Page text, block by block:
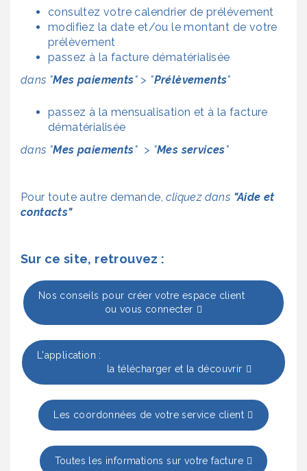
consultez votre calendrier de prélévement
modifiez la date et/ou le montant de votre
prélèvement
passez à la facture dématérialisée
dans "Mes paiements" > "Prélèvements"
passez à la mensualisation et à la facture
dématérialisée
dans "Mes paiements" > "Mes services"
Pour toute autre demande,cliquez dans "Aide et
contacts"
Sur ce site, retrouvez :
Nos conseils pour créer votre espace client
ou vous connecter
L'application :
la télécharger et la découvrir
Les coordonnées de votre service client
Toutes les informations sur votre facture